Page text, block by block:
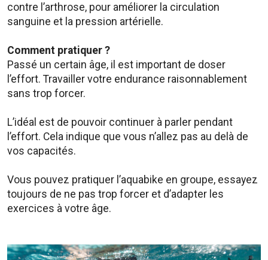
contre l’arthrose, pour améliorer la circulation
sanguine et la pression artérielle.
Comment pratiquer ?
Passé un certain âge, il est important de doser
l’effort. Travailler votre endurance raisonnablement
sans trop forcer.
L’idéal est de pouvoir continuer à parler pendant
l’effort. Cela indique que vous n’allez pas au delà de
vos capacités.
Vous pouvez pratiquer l’aquabike en groupe, essayez
toujours de ne pas trop forcer et d’adapter les
exercices à votre âge.